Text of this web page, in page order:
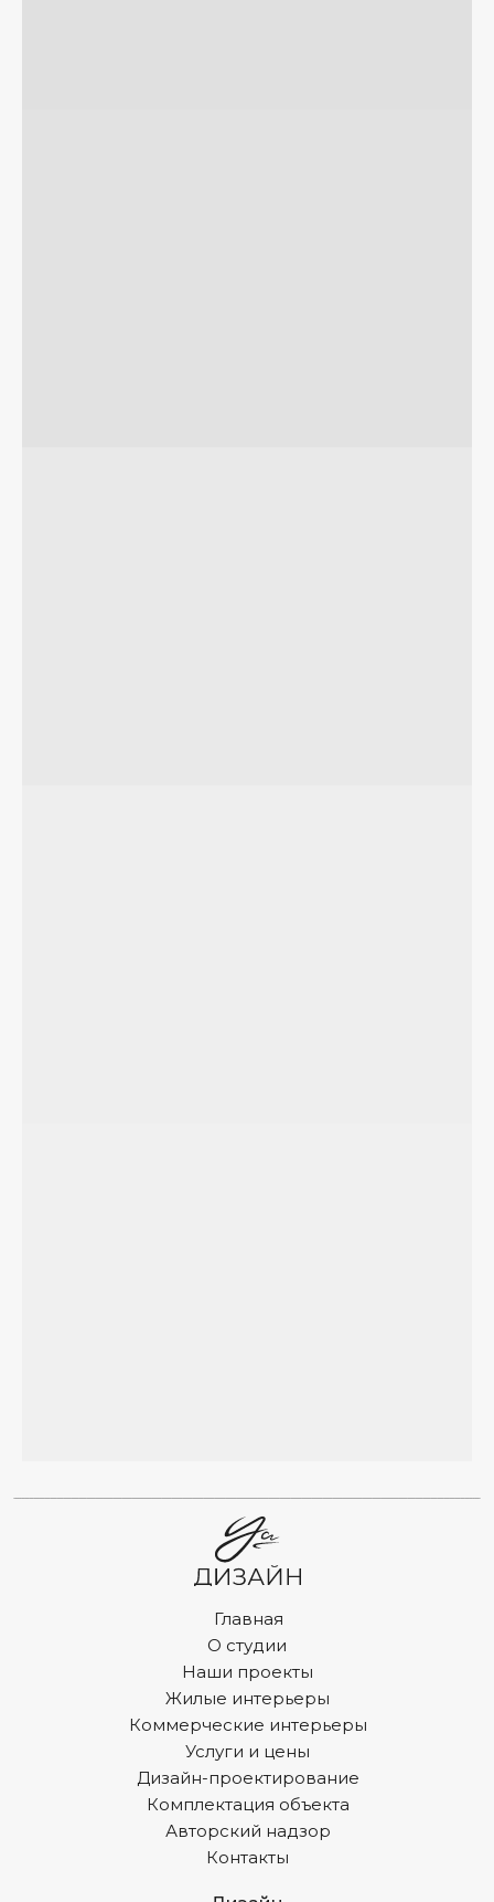
Главная
О студии
Наши проекты
Услуги и цены
Контакты
Жилые интерьеры
Коммерческие интерьеры
Дизайн-проектирование
Комплектация объекта
Авторский надзор